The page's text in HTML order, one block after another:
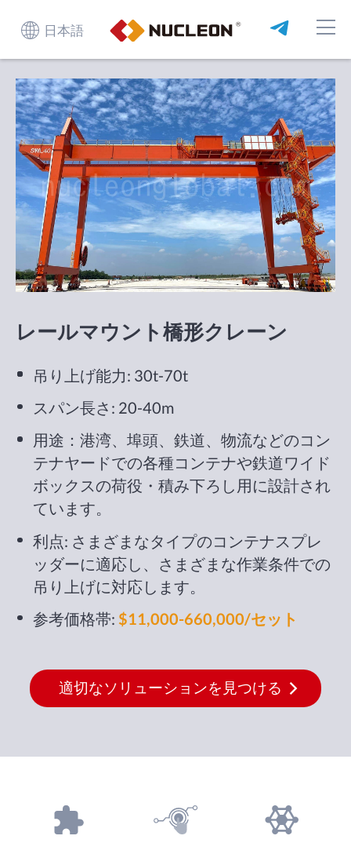
日本語
レールマウント橋形クレーン
吊り上げ能力: 30t-70t
スパン長さ: 20-40m
用途：港湾、埠頭、鉄道、物流などのコン
テナヤードでの各種コンテナや鉄道ワイド
ボックスの荷役・積み下ろし用に設計され
ています。
利点: さまざまなタイプのコンテナスプレ
ッダーに適応し、さまざまな作業条件での
吊り上げに対応します。
参考価格帯: $11,000-660,000/セット
適切なソリューションを見つける